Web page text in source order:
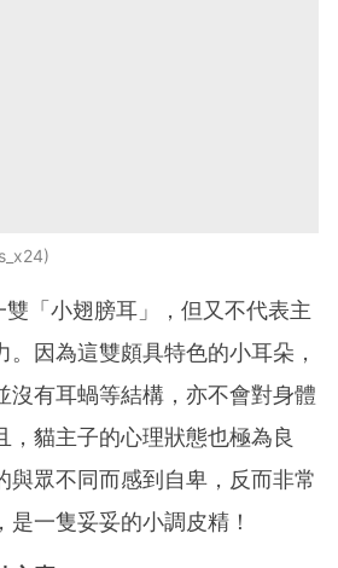
「小翅膀耳」，但又不代表主
因為這雙頗具特色的小耳朵，
沒有耳蝸等結構，亦不會對身體
，貓主子的心理狀態也極為良
與眾不同而感到自卑，反而非常
一隻妥妥的小調皮精！